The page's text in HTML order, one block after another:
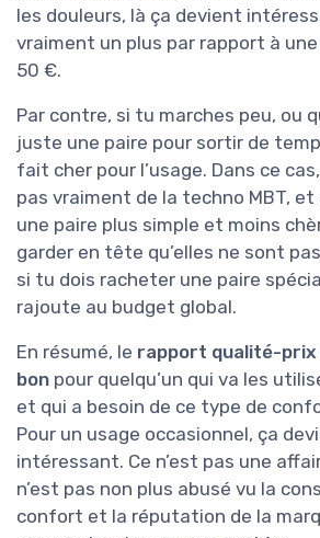
les douleurs, là ça devient
vraiment un plus par rapport à
50 €.
Par contre, si tu marches peu, ou
juste une paire pour sortir de
fait cher pour l’usage. Dans ce
pas vraiment de la techno MBT,
une paire plus simple et moins
garder en tête qu’elles ne sont
si tu dois racheter une paire
rajoute au budget global.
En résumé, le rapport qualité-
bon pour quelqu’un qui va les
et qui a besoin de ce type de
Pour un usage occasionnel, ça
intéressant. Ce n’est pas une
n’est pas non plus abusé vu la
confort et la réputation de la